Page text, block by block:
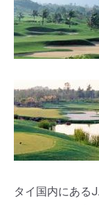
タイ国内にある